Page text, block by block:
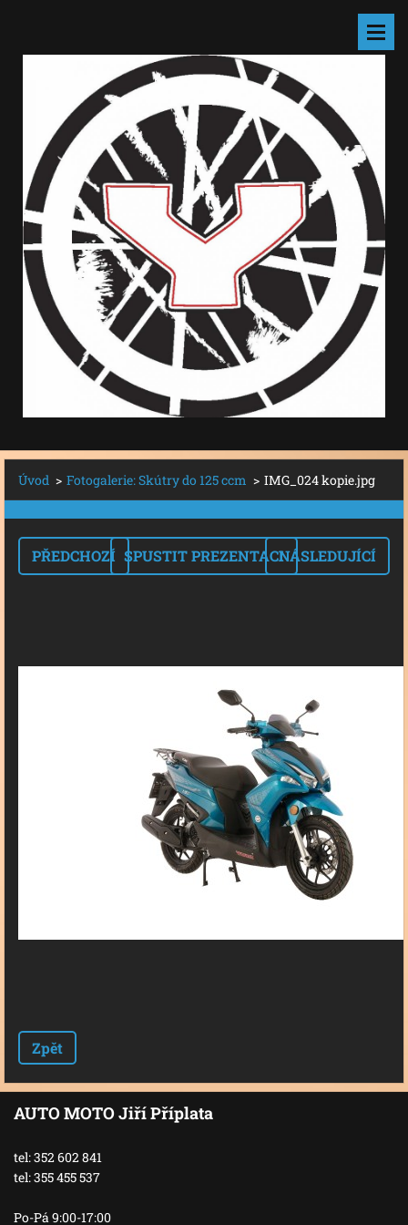
Úvod > Fotogalerie: Skútry do 125 ccm > IMG_024 kopie.jpg
PŘEDCHOZÍ SPUSTIT PREZENTACINÁSLEDUJÍCÍ
Zpět
AUTO MOTO Jiří Příplata
tel: 352 602 841
tel: 355 455 537
Po-Pá 9:00-17:00